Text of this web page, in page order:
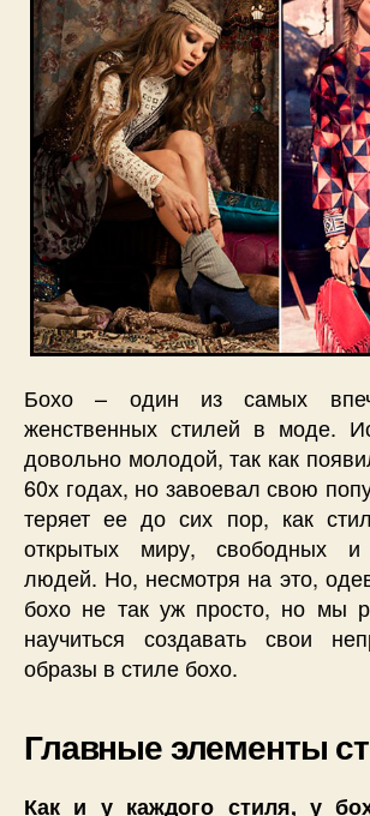
Бохо – один из самых
женственных стилей в моде.
довольно молодой, так как
60х годах, но завоевал свою
теряет ее до сих пор, как
открытых миру, свободных и
людей. Но, несмотря на это,
бохо не так уж просто, но мы
научиться создавать свои
образы в стиле бохо.
Главные элементы
Как и у каждого стиля, у